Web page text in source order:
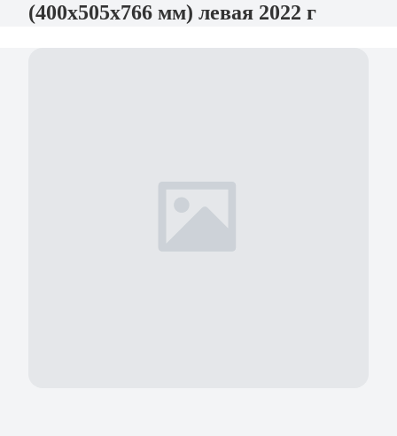
(400х505х766 мм) левая 2022 г